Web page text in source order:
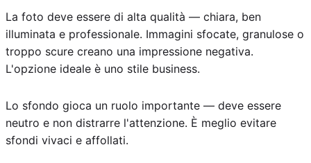
La foto deve essere di alta qualità — chiara, ben
illuminata e professionale. Immagini sfocate, granulose o
troppo scure creano una impressione negativa.
L'opzione ideale è uno stile business.
Lo sfondo gioca un ruolo importante — deve essere
neutro e non distrarre l'attenzione. È meglio evitare
sfondi vivaci e affollati.